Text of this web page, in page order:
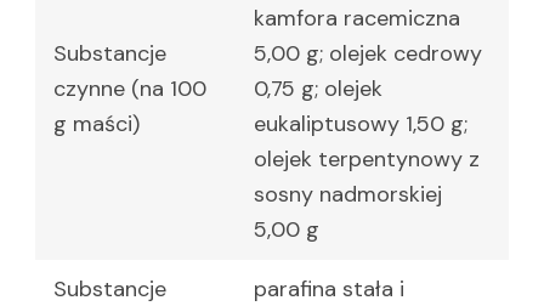
Substancje
czynne (na 100
g maści)
kamfora racemiczna
5,00 g; olejek cedrowy
0,75 g; olejek
eukaliptusowy 1,50 g;
olejek terpentynowy z
sosny nadmorskiej
5,00 g
Substancje
parafina stała i